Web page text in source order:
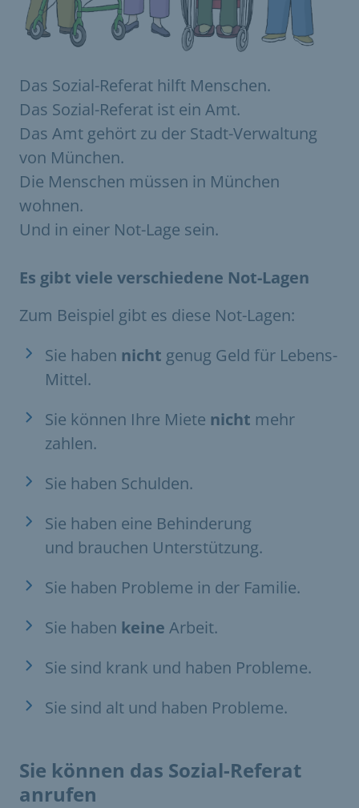
Das Sozial-Referat hilft Menschen.
Das Sozial-Referat ist ein Amt.
Das Amt gehört zu der Stadt-Verwaltung
von München.
Die Menschen müssen in München
wohnen.
Und in einer Not-Lage sein.
Es gibt viele verschiedene Not-Lagen
Zum Beispiel gibt es diese Not-Lagen:
Sie haben nicht genug Geld für Lebens-
Mittel.
Sie können Ihre Miete nicht mehr
zahlen.
Sie haben Schulden.
Sie haben eine Behinderung
und brauchen Unterstützung.
Sie haben Probleme in der Familie.
Sie haben keine Arbeit.
Sie sind krank und haben Probleme.
Sie sind alt und haben Probleme.
Sie können das Sozial-Referat
anrufen